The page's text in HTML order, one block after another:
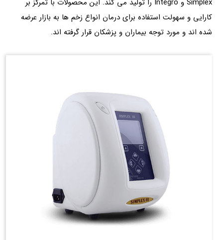
Simplex و Integro را تولید می‌ کند. این محصولات با تمرکز بر
کارایی و سهولت استفاده برای درمان انواع زخم‌ ها به بازار عرضه
شده‌ اند و مورد توجه بیماران و پزشکان قرار گرفته‌ اند.